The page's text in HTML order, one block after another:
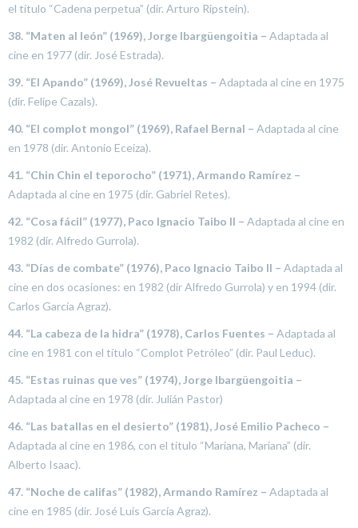
el título “Cadena perpetua” (dir. Arturo Ripstein).
38. “Maten al león” (1969), Jorge Ibargüengoitia – Adaptada al
cine en 1977 (dir. José Estrada).
39. “El Apando” (1969), José Revueltas – Adaptada al cine en 1975
(dir. Felipe Cazals).
40. “El complot mongol” (1969), Rafael Bernal – Adaptada al cine
en 1978 (dir. Antonio Eceiza).
41. “Chin Chin el teporocho” (1971), Armando Ramírez –
Adaptada al cine en 1975 (dir. Gabriel Retes).
42. “Cosa fácil” (1977), Paco Ignacio Taibo II – Adaptada al cine en
1982 (dir. Alfredo Gurrola).
43. “Días de combate” (1976), Paco Ignacio Taibo II – Adaptada al
cine en dos ocasiones: en 1982 (dir Alfredo Gurrola) y en 1994 (dir.
Carlos García Agraz).
44. “La cabeza de la hidra” (1978), Carlos Fuentes – Adaptada al
cine en 1981 con el título “Complot Petróleo” (dir. Paul Leduc).
45. “Estas ruinas que ves” (1974), Jorge Ibargüengoitia –
Adaptada al cine en 1978 (dir. Julián Pastor)
46. “Las batallas en el desierto” (1981), José Emilio Pacheco –
Adaptada al cine en 1986, con el título “Mariana, Mariana” (dir.
Alberto Isaac).
47. “Noche de califas” (1982), Armando Ramírez – Adaptada al
cine en 1985 (dir. José Luis García Agraz).